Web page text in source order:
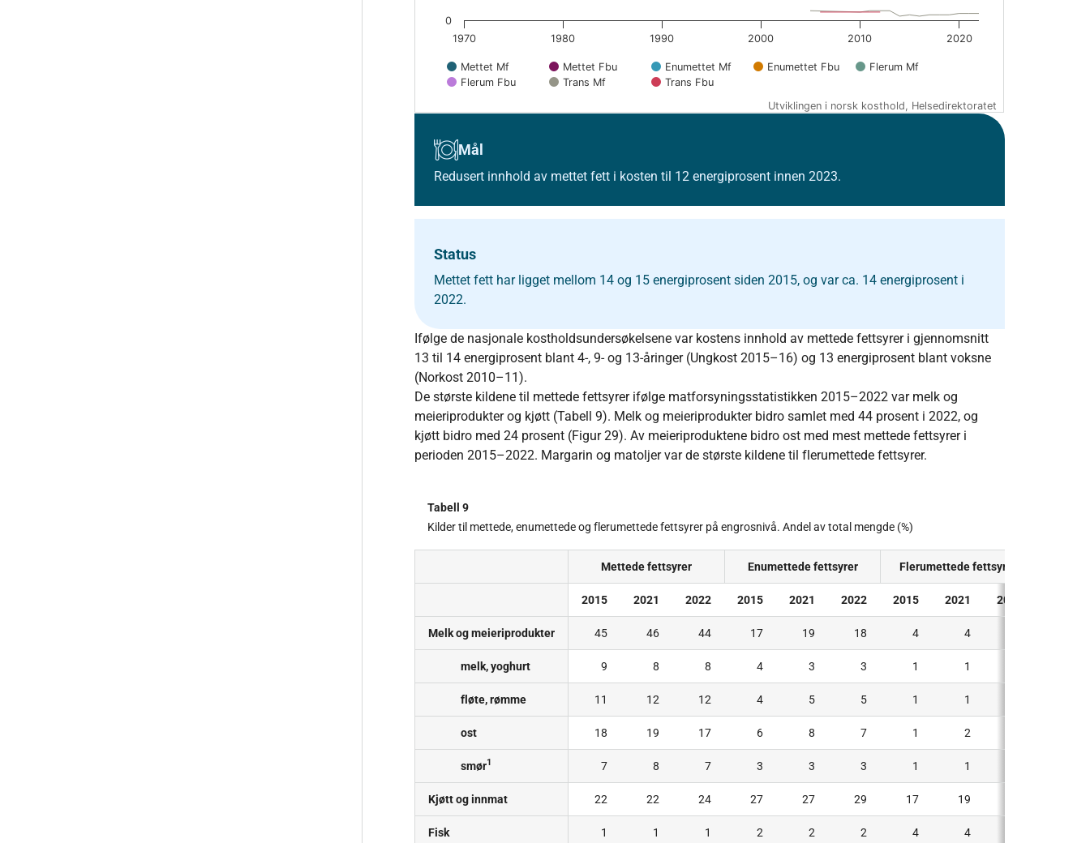
Mettet Mf Mettet Fbu Enumettet Mf Enumettet Fbu
Flerum Mf
Flerum Fbu
Trans Mf Trans Fbu
1970 1980 1990 2000 2010 2020
0
Utviklingen i norsk kosthold, Helsedirektoratet
Mål
Redusert innhold av mettet fett i kosten til 12 energiprosent innen 2023.
Status
Mettet fett har ligget mellom 14 og 15 energiprosent siden 2015, og var ca. 14 energiprosent i
2022.
Ifølge de nasjonale kostholdsundersøkelsene var kostens innhold av mettede fettsyrer i gjennomsnitt
13 til 14 energiprosent blant 4-, 9- og 13-åringer (Ungkost 2015–16) og 13 energiprosent blant voksne
(Norkost 2010–11).
De største kildene til mettede fettsyrer ifølge matforsyningsstatistikken 2015–2022 var melk og
meieriprodukter og kjøtt (Tabell 9). Melk og meieriprodukter bidro samlet med 44 prosent i 2022, og
kjøtt bidro med 24 prosent (Figur 29). Av meieriproduktene bidro ost med mest mettede fettsyrer i
perioden 2015–2022. Margarin og matoljer var de største kildene til flerumettede fettsyrer.
Tabell 9
Kilder til mettede, enumettede og flerumettede fettsyrer på engrosnivå. Andel av total mengde (%)
Mettede fettsyrer Enumettede fettsyrer Flerumettede fettsyrer
2015 2021 2022 2015 2021 2022 2015 2021 2022
Melk og meieriprodukter 45 46 44 17 19 18 4 4
melk, yoghurt 9 8 8 4 3 3 1 1
fløte, rømme 11 12 12 4 5 5 1 1
ost 18 19 17 6 8 7 1 2
smør1 7 8 7 3 3 3 1 1
Kjøtt og innmat 22 22 24 27 27 29 17 19
Fisk 1 1 1 2 2 2 4 4